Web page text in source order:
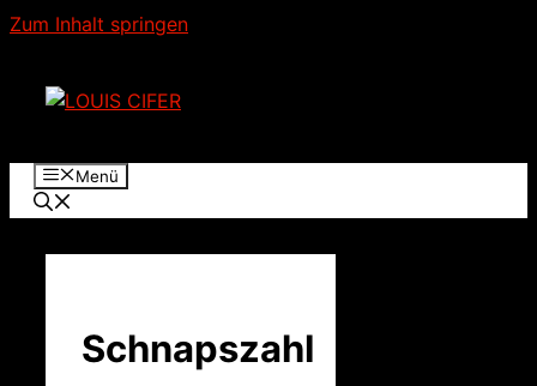
Zum Inhalt springen
Menü
Schnapszahl